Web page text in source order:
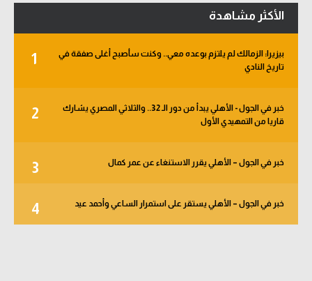
الأكثر مشاهدة
1
بيزيرا: الزمالك لم يلتزم بوعده معي.. وكنت سأصبح أغلى صفقة في
تاريخ النادي
2
خبر في الجول - الأهلي يبدأ من دور الـ 32.. والثلاثي المصري يشارك
قاريا من التمهيدي الأول
3 خبر في الجول – الأهلي يقرر الاستنغاء عن عمر كمال
4 خبر في الجول – الأهلي يستقر على استمرار الساعي وأحمد عيد